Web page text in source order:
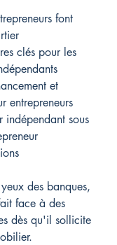
font
clés pour les
et
entrepreneurs
indépendant sous
des banques,
face à des
dès qu'il sollicite